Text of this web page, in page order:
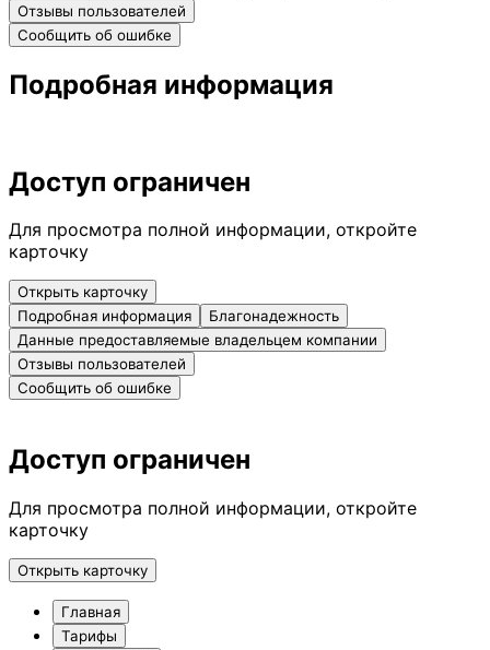
Отзывы пользователей
Сообщить об ошибке
Подробная информация
Доступ ограничен
Для просмотра полной информации, откройте
карточку
Открыть карточку
Подробная информация
Благонадежность
Данные предоставляемые владельцем компании
Отзывы пользователей
Сообщить об ошибке
Доступ ограничен
Для просмотра полной информации, откройте
карточку
Открыть карточку
Главная
Тарифы